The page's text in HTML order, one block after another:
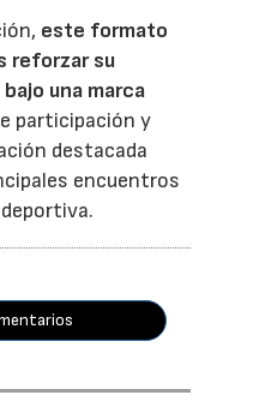
este formato
reforzar su
una marca
participación y
destacada
encuentros